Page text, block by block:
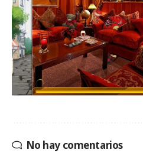
No hay comentarios